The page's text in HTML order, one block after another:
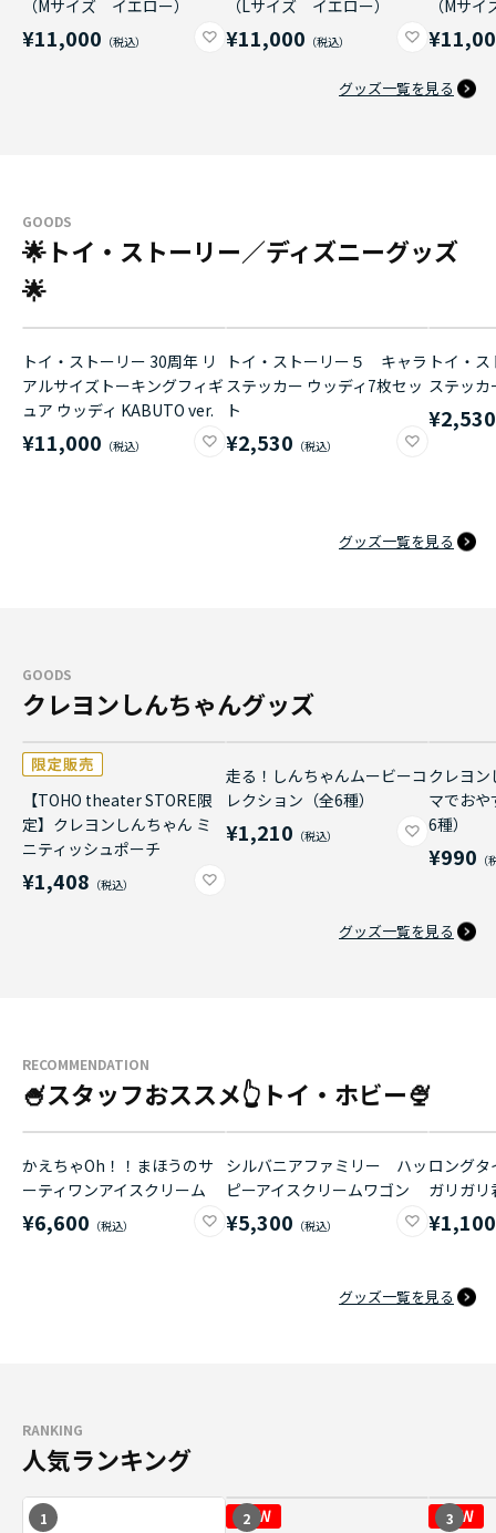
（Mサイズ イエロー）
¥11,000
（Lサイズ イエロー）
¥11,000
（Mサ
グッズ一覧を見る
GOODS
🌟トイ・ストーリー／ディズニーグッズ
🌟
トイ・ストーリー 30周年 リ
アルサイズトーキングフィギ
ュア ウッディ KABUTO ver.
¥11,000
トイ・ストーリー５ キャラ
ステッカー ウッディ7枚セッ
ト
¥2,530
トイ・
ステッカ
¥2,530
グッズ一覧を見る
GOODS
クレヨンしんちゃんグッズ
【TOHO theater STORE限
定】クレヨンしんちゃん ミ
ニティッシュポーチ
¥1,408
走る！しんちゃんムービーコ
レクション（全6種）
¥1,210
クレヨ
マでお
6種）
¥990
グッズ一覧を見る
RECOMMENDATION
🍧スタッフおススメ👆トイ・ホビー🍨
かえちゃOh！！まほうのサ
ーティワンアイスクリーム
¥6,600
シルバニアファミリー ハッ
ピーアイスクリームワゴン
¥5,300
ロング
ガリガ
¥1,100
グッズ一覧を見る
RANKING
人気ランキング
1 2 3